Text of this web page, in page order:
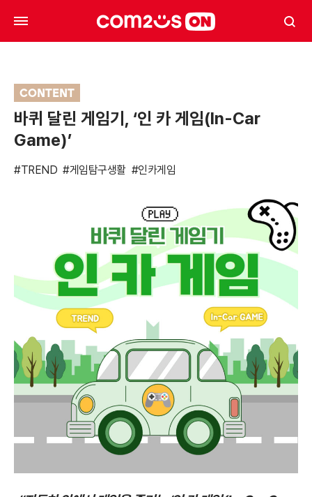
CONTENT
바퀴 달린 게임기, ‘인 카 게임(In-Car
Game)’
#TREND #게임탐구생활 #인카게임